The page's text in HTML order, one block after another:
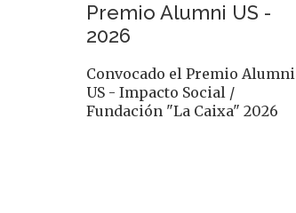
Premio Alumni US -
2026
Convocado el Premio Alumni
US - Impacto Social /
Fundación "La Caixa" 2026